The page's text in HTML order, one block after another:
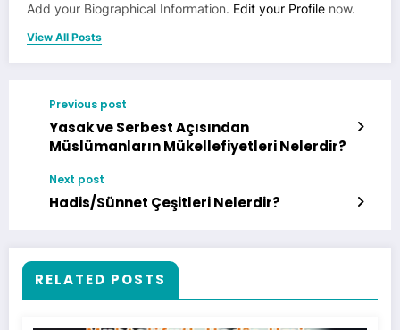
Add your Biographical Information. Edit your Profile now.
View All Posts
Previous post
Yasak ve Serbest Açısından
Müslümanların Mükellefiyetleri Nelerdir?
Next post
Hadis/Sünnet Çeşitleri Nelerdir?
RELATED POSTS